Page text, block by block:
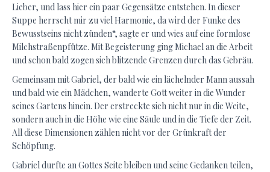
Lieber, und lass hier ein paar Gegensätze entstehen. In dieser
Suppe herrscht mir zu viel Harmonie, da wird der Funke des
Bewusstseins nicht zünden“, sagte er und wies auf eine formlose
Milchstraßenpfütze. Mit Begeisterung ging Michael an die Arbeit
und schon bald zogen sich blitzende Grenzen durch das Gebräu.
Gemeinsam mit Gabriel, der bald wie ein lächelnder Mann aussah
und bald wie ein Mädchen, wanderte Gott weiter in die Wunder
seines Gartens hinein. Der erstreckte sich nicht nur in die Weite,
sondern auch in die Höhe wie eine Säule und in die Tiefe der Zeit.
All diese Dimensionen zählen nicht vor der Grünkraft der
Schöpfung.
Gabriel durfte an Gottes Seite bleiben und seine Gedanken teilen,